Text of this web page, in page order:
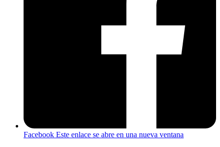
Facebook Este enlace se abre en una nueva ventana